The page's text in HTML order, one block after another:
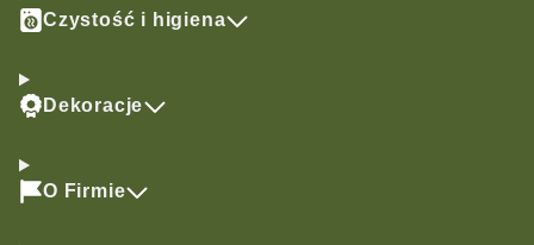
Czystość i higiena
Dekoracje
O Firmie